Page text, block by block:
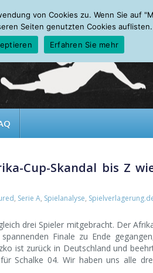
Cup-Skandal bis Z
, Serie A, Spielanalyse,
drei Spieler mitgebracht. Der
Finale zu Ende
ist zurück in Deutschland und
Schalke 04. Wir haben uns alle
von Cookies zu. Wenn Sie auf
Seiten genutzten Cookies auflisten.
Erfahren Sie mehr